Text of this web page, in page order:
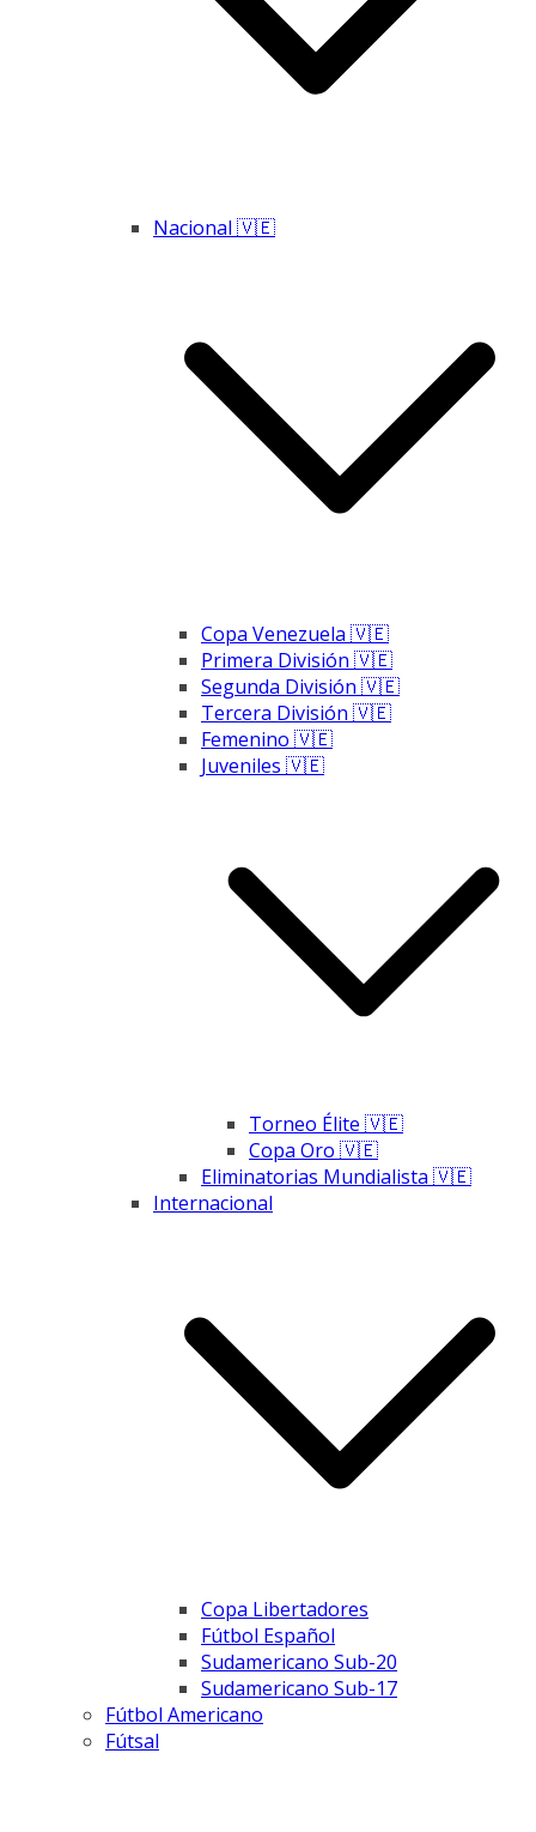
Nacional 🇻🇪
Copa Venezuela 🇻🇪
Primera División 🇻🇪
Segunda División 🇻🇪
Tercera División 🇻🇪
Femenino 🇻🇪
Juveniles 🇻🇪
Torneo Élite 🇻🇪
Copa Oro 🇻🇪
Eliminatorias Mundialista 🇻🇪
Internacional
Copa Libertadores
Fútbol Español
Sudamericano Sub-20
Sudamericano Sub-17
Fútbol Americano
Fútsal